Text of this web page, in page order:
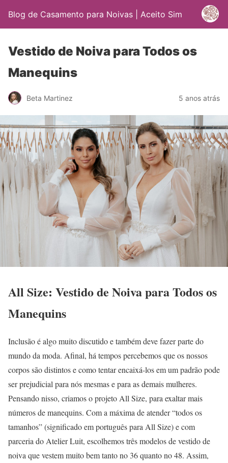
Blog de Casamento para Noivas | Aceito Sim
Vestido de Noiva para Todos os
Manequins
Beta Martinez 5 anos atrás
All Size: Vestido de Noiva para Todos os
Manequins
Inclusão é algo muito discutido e também deve fazer parte do
mundo da moda. Afinal, há tempos percebemos que os nossos
corpos são distintos e como tentar encaixá-los em um padrão pode
ser prejudicial para nós mesmas e para as demais mulheres.
Pensando nisso, criamos o projeto All Size, para exaltar mais
números de manequins. Com a máxima de atender “todos os
tamanhos” (significado em português para All Size) e com
parceria do Atelier Luit, escolhemos três modelos de vestido de
noiva que vestem muito bem tanto no 36 quanto no 48. Assim,